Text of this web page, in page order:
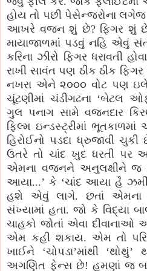
હોય તો પછી પેસેન્જરોના
આખરે વજન શું છે? ફિગર શું
માયાજાળમાં પડવું નહિ એવું
કરિના ઝીરો ફિગર ધરાવતી
રાખી સાવંત પણ ઠીક ઠીક
નખરા એને ૨૦૦૦ વોટ પણ
ચૂંટણીમાં ચંડીગઢના ‘બેટલ
ગુલ પનાગ સામે વજનદાર
ફિલ્મ ઇન્ડસ્ટ્રીમાં
હિરોઈનો પડદા ધ્રુજાવી
ઉતરે તો ચાંદ ખુદ ધરતી પર
એમના વજનને અનુલક્ષીને જ
આયા...’ કે ‘ચાંદ આયા હૈ ઝમીં
હશે એવું લાગે. છતાં એમના
સંખ્યામાં હતા. જો કે વિદ્યા
ચાહકો જોતાં એવા
એમ કહી શકાય. એમ તો
ખાઈને ‘ચોપડા’માંથી
અગણિત ફેન્સ છે! હમણાં જ